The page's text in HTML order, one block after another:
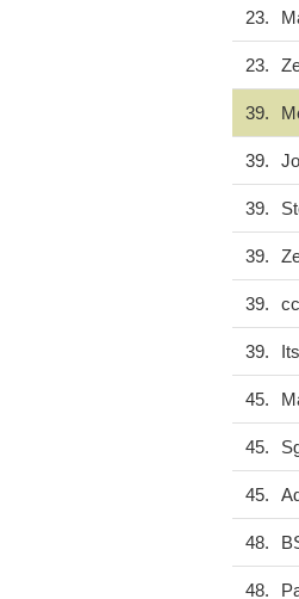
23.
23.
39.
39.
39.
39.
39.
39.
45.
45.
45.
48.
48.